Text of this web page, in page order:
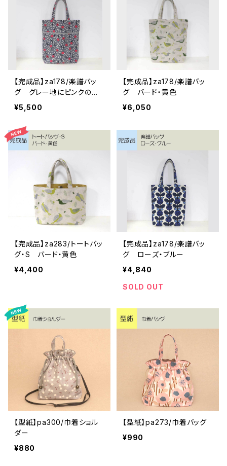
【完成品】za178/楽譜バッ
グ グレー地にピンクの小
花
¥5,500
【完成品】za178/楽譜バッ
グ バード・黄色
¥6,050
【完成品】za283/トートバッ
グ・S バード・黄色
¥4,400
【完成品】za178/楽譜バッ
グ ローズ・ブルー
¥4,840
SOLD OUT
【型紙】pa300/巾着ショル
ダー
¥880
【型紙】pa273/巾着バッグ
¥990